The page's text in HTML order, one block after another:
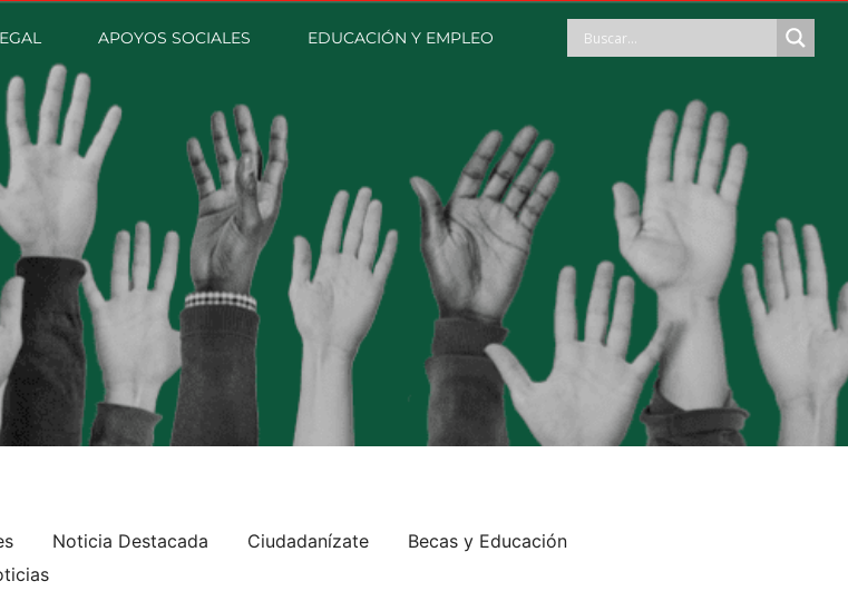
APOYOS SOCIALES EDUCACIÓN Y EMPLEO
Noticia Destacada Ciudadanízate
Becas y Educación